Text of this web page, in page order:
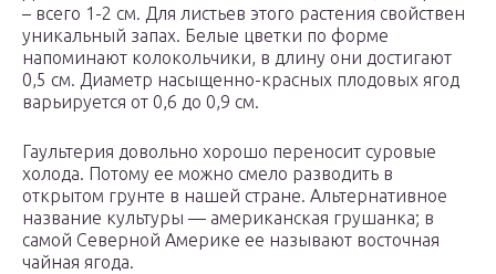
– всего 1-2 см. Для листьев этого растения свойствен
уникальный запах. Белые цветки по форме
напоминают колокольчики, в длину они достигают
0,5 см. Диаметр насыщенно-красных плодовых ягод
варьируется от 0,6 до 0,9 см.
Гаультерия довольно хорошо переносит суровые
холода. Потому ее можно смело разводить в
открытом грунте в нашей стране. Альтернативное
название культуры — американская грушанка; в
самой Северной Америке ее называют восточная
чайная ягода.